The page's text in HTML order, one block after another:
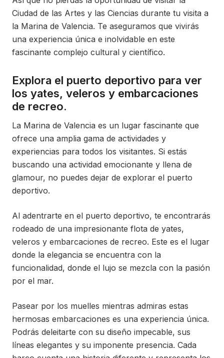
Ciudad de las Artes y las Ciencias durante tu visita a
la Marina de Valencia. Te aseguramos que vivirás
una experiencia única e inolvidable en este
fascinante complejo cultural y científico.
Explora el puerto deportivo para ver
los yates, veleros y embarcaciones
de recreo.
La Marina de Valencia es un lugar fascinante que
ofrece una amplia gama de actividades y
experiencias para todos los visitantes. Si estás
buscando una actividad emocionante y llena de
glamour, no puedes dejar de explorar el puerto
deportivo.
Al adentrarte en el puerto deportivo, te encontrarás
rodeado de una impresionante flota de yates,
veleros y embarcaciones de recreo. Este es el lugar
donde la elegancia se encuentra con la
funcionalidad, donde el lujo se mezcla con la pasión
por el mar.
Pasear por los muelles mientras admiras estas
hermosas embarcaciones es una experiencia única.
Podrás deleitarte con su diseño impecable, sus
líneas elegantes y su imponente presencia. Cada